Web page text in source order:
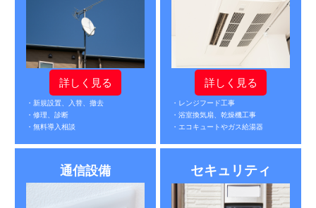
詳しく見る
・新規設置、入替、撤去
・修理、診断
・無料導入相談
詳しく見る
・レンジフード工事
・浴室換気扇、乾燥機工事
・エコキュートやガス給湯器
通信設備 セキュリティ